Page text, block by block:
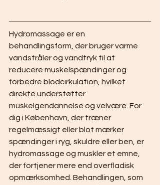
Hydromassage er en
behandlingsform, der bruger varme
vandstråler og vandtryk til at
reducere muskelspændinger og
forbedre blodcirkulation, hvilket
direkte understøtter
muskelgendannelse og velvære. For
dig i København, der træner
regelmæssigt eller blot mærker
spændinger i ryg, skuldre eller ben, er
hydromassage og muskler et emne,
der fortjener mere end overfladisk
opmærksomhed. Behandlingen, som